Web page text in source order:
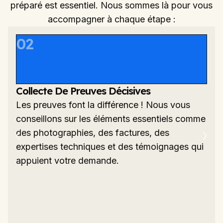
avez droit à une indemnisation pour ces
nuisances.
préparé est essentiel. Nous sommes là pour vous
accompagner à chaque étape :
02
Collecte De Preuves Décisives
Les preuves font la différence ! Nous vous
conseillons sur les éléments essentiels comme
des photographies, des factures, des
expertises techniques et des témoignages qui
appuient votre demande.